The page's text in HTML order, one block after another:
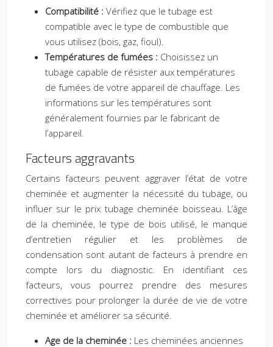
Compatibilité : Vérifiez que le tubage est
compatible avec le type de combustible que
vous utilisez (bois, gaz, fioul).
Températures de fumées : Choisissez un
tubage capable de résister aux températures
de fumées de votre appareil de chauffage. Les
informations sur les températures sont
généralement fournies par le fabricant de
l’appareil.
Facteurs aggravants
Certains facteurs peuvent aggraver l’état de votre
cheminée et augmenter la nécessité du tubage, ou
influer sur le prix tubage cheminée boisseau. L’âge
de la cheminée, le type de bois utilisé, le manque
d’entretien régulier et les problèmes de
condensation sont autant de facteurs à prendre en
compte lors du diagnostic. En identifiant ces
facteurs, vous pourrez prendre des mesures
correctives pour prolonger la durée de vie de votre
cheminée et améliorer sa sécurité.
Age de la cheminée : Les cheminées anciennes